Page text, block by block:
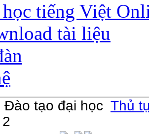
tiếng Việt
tài liệu
Đào tạo đại học Thủ